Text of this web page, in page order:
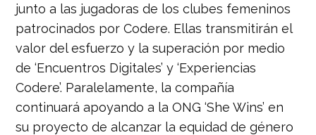
junto a las jugadoras de los clubes femeninos
patrocinados por Codere. Ellas transmitirán el
valor del esfuerzo y la superación por medio
de ‘Encuentros Digitales’ y ‘Experiencias
Codere’. Paralelamente, la compañía
continuará apoyando a la ONG ‘She Wins’ en
su proyecto de alcanzar la equidad de género